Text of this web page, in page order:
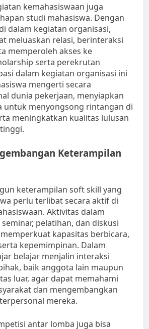
kemahasiswaan juga
studi mahasiswa. Dengan
dalam kegiatan organisasi,
meluaskan relasi, berinteraksi
memperoleh akses ke
serta perekrutan
dalam kegiatan organisasi ini
mengerti secara
dunia pekerjaan, menyiapkan
untuk menyongsong rintangan di
meningkatkan kualitas lulusan
Keterampilan
keterampilan soft skill yang
perlu terlibat secara aktif di
Aktivitas dalam
pelatihan, dan diskusi
kapasitas berbicara,
kepemimpinan. Dalam
belajar menjalin interaksi
baik anggota lain maupun
luar, agar dapat memahami
dan mengembangkan
mereka.
antar lomba juga bisa